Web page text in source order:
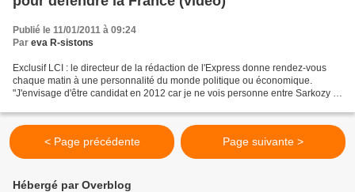
Publié le 11/01/2011 à 09:24
Par eva R-sistons
Exclusif LCI : le directeur de la rédaction de l'Express donne rendez-vous
chaque matin à une personnalité du monde politique ou économique.
"J'envisage d'être candidat en 2012 car je ne vois personne entre Sarkozy et
< Page précédente Page suivante >
Hébergé par Overblog